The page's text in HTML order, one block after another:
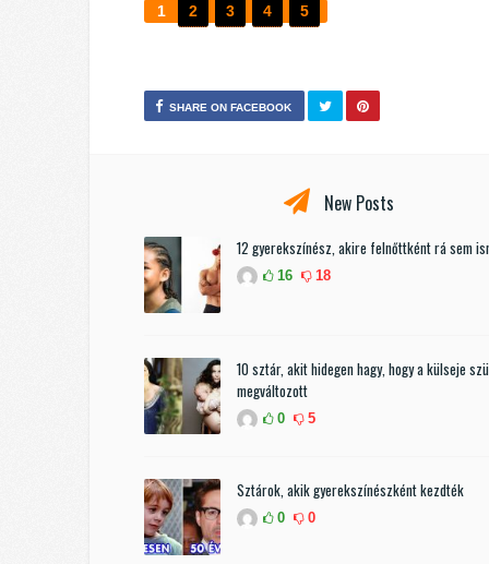
1 2 3 4 5
SHARE ON FACEBOOK
New Posts
12 gyerekszínész, akire felnőttként rá sem
16 18
10 sztár, akit hidegen hagy, hogy a külseje
megváltozott
0 5
Sztárok, akik gyerekszínészként kezdték
0 0